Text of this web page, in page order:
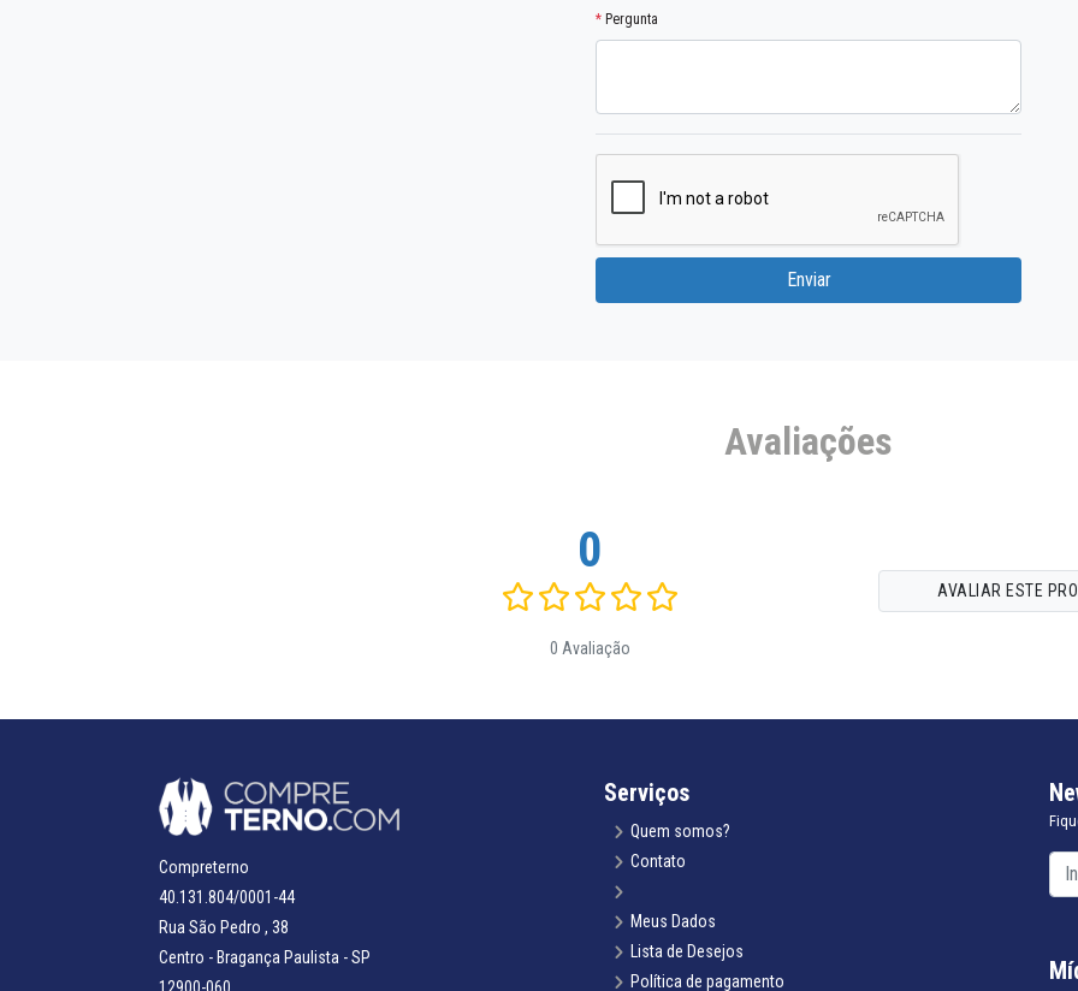
* Pergunta
Enviar
Avaliações
0
0 Avaliação
AVALIAR ESTE
Compreterno
40.131.804/0001-44
Rua São Pedro , 38
Centro - Bragança Paulista - SP
12900-060
Serviços
Quem somos?
Contato
Meus Dados
Lista de Desejos
Política de pagamento